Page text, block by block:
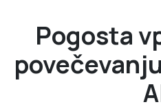
Pogosta